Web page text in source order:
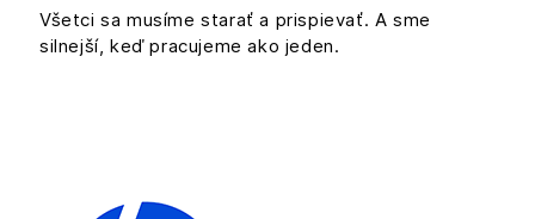
Všetci sa musíme starať a prispievať. A sme
silnejší, keď pracujeme ako jeden.